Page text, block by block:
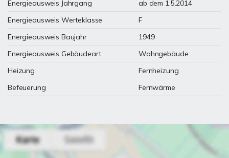
Energieausweis Jahrgang
ab dem 1.5.2014
Energieausweis Werteklasse
F
Energieausweis Baujahr
1949
Energieausweis Gebäudeart
Wohngebäude
Heizung
Fernheizung
Befeuerung
Fernwärme